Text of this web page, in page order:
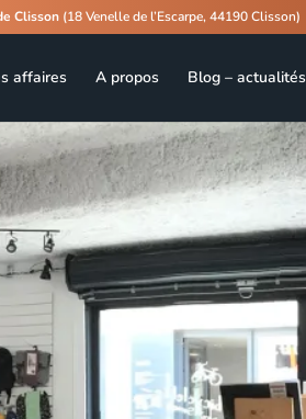
Clisson(18 Venelle de l’Escarpe, 44190 Clisson)
affaires A propos Blog – actualités